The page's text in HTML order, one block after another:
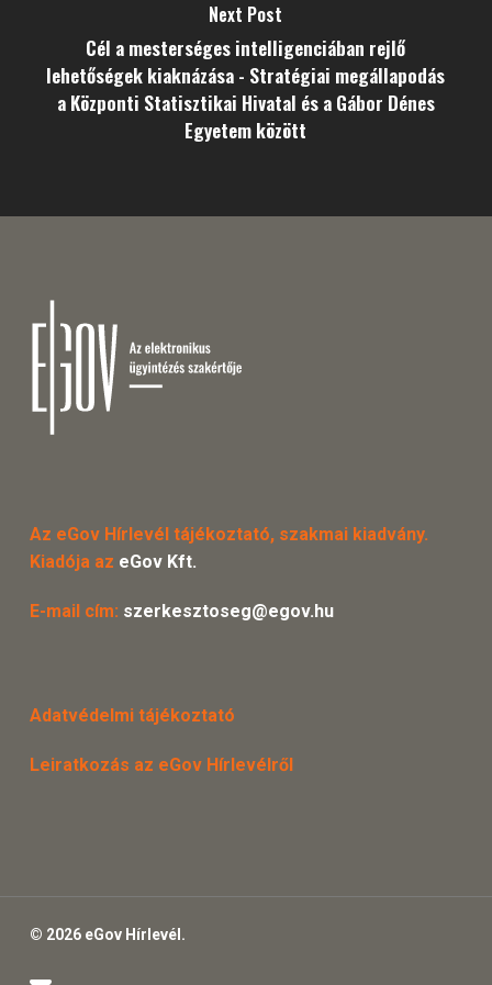
Next Post
Cél a mesterséges intelligenciában rejlő
lehetőségek kiaknázása - Stratégiai megállapodás
a Központi Statisztikai Hivatal és a Gábor Dénes
Egyetem között
Az eGov Hírlevél tájékoztató, szakmai kiadvány.
Kiadója az eGov Kft.
E-mail cím: szerkesztoseg@egov.hu
Adatvédelmi tájékoztató
Leiratkozás az eGov Hírlevélről
© 2026 eGov Hírlevél.